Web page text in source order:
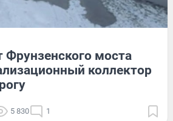
Фрунзенского моста
коллектор
5 830 1